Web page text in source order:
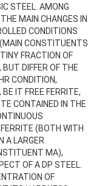
STEEL. AMONG
MAIN CHANGES IN
CONDITIONS
CONSTITUENTS
FRACTION OF
DIFFER OF THE
CONDITION,
IT FREE FERRITE,
CONTAINED IN THE
(BOTH WITH
A LARGER
MA),
OF A DP STEEL.
OF